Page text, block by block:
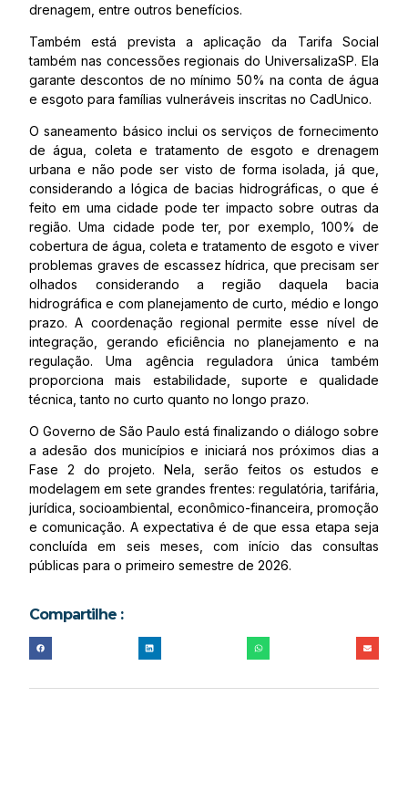
drenagem, entre outros benefícios.
Também está prevista a aplicação da Tarifa Social
também nas concessões regionais do UniversalizaSP. Ela
garante descontos de no mínimo 50% na conta de água
e esgoto para famílias vulneráveis inscritas no CadUnico.
O saneamento básico inclui os serviços de fornecimento
de água, coleta e tratamento de esgoto e drenagem
urbana e não pode ser visto de forma isolada, já que,
considerando a lógica de bacias hidrográficas, o que é
feito em uma cidade pode ter impacto sobre outras da
região. Uma cidade pode ter, por exemplo, 100% de
cobertura de água, coleta e tratamento de esgoto e viver
problemas graves de escassez hídrica, que precisam ser
olhados considerando a região daquela bacia
hidrográfica e com planejamento de curto, médio e longo
prazo. A coordenação regional permite esse nível de
integração, gerando eficiência no planejamento e na
regulação. Uma agência reguladora única também
proporciona mais estabilidade, suporte e qualidade
técnica, tanto no curto quanto no longo prazo.
O Governo de São Paulo está finalizando o diálogo sobre
a adesão dos municípios e iniciará nos próximos dias a
Fase 2 do projeto. Nela, serão feitos os estudos e
modelagem em sete grandes frentes: regulatória, tarifária,
jurídica, socioambiental, econômico-financeira, promoção
e comunicação. A expectativa é de que essa etapa seja
concluída em seis meses, com início das consultas
públicas para o primeiro semestre de 2026.
Compartilhe :